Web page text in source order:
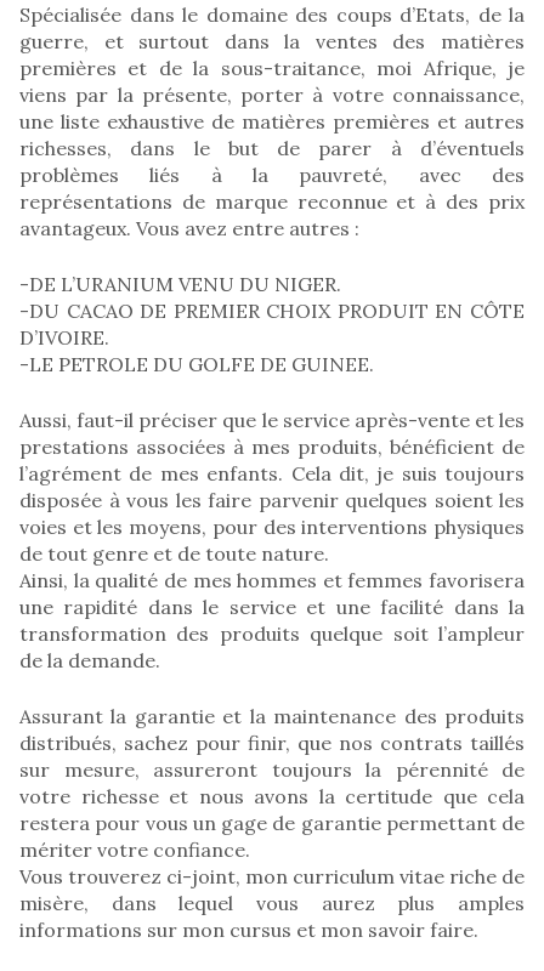
Spécialisée dans le domaine des coups d’Etats, de la
guerre, et surtout dans la ventes des matières
premières et de la sous-traitance, moi Afrique, je
viens par la présente, porter à votre connaissance,
une liste exhaustive de matières premières et autres
richesses, dans le but de parer à d’éventuels
problèmes liés à la pauvreté, avec des
représentations de marque reconnue et à des prix
avantageux. Vous avez entre autres :
-DE L’URANIUM VENU DU NIGER.
-DU CACAO DE PREMIER CHOIX PRODUIT EN CÔTE
D’IVOIRE.
-LE PETROLE DU GOLFE DE GUINEE.
Aussi, faut-il préciser que le service après-vente et les
prestations associées à mes produits, bénéficient de
l’agrément de mes enfants. Cela dit, je suis toujours
disposée à vous les faire parvenir quelques soient les
voies et les moyens, pour des interventions physiques
de tout genre et de toute nature.
Ainsi, la qualité de mes hommes et femmes favorisera
une rapidité dans le service et une facilité dans la
transformation des produits quelque soit l’ampleur
de la demande.
Assurant la garantie et la maintenance des produits
distribués, sachez pour finir, que nos contrats taillés
sur mesure, assureront toujours la pérennité de
votre richesse et nous avons la certitude que cela
restera pour vous un gage de garantie permettant de
mériter votre confiance.
Vous trouverez ci-joint, mon curriculum vitae riche de
misère, dans lequel vous aurez plus amples
informations sur mon cursus et mon savoir faire.